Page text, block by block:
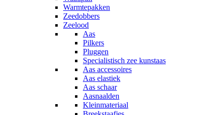
Warmtepakken
Zeedobbers
Zeelood
Aas
Pilkers
Pluggen
Specialistisch zee kunstaas
Aas accessoires
Aas elastiek
Aas schaar
Aasnaalden
Kleinmateriaal